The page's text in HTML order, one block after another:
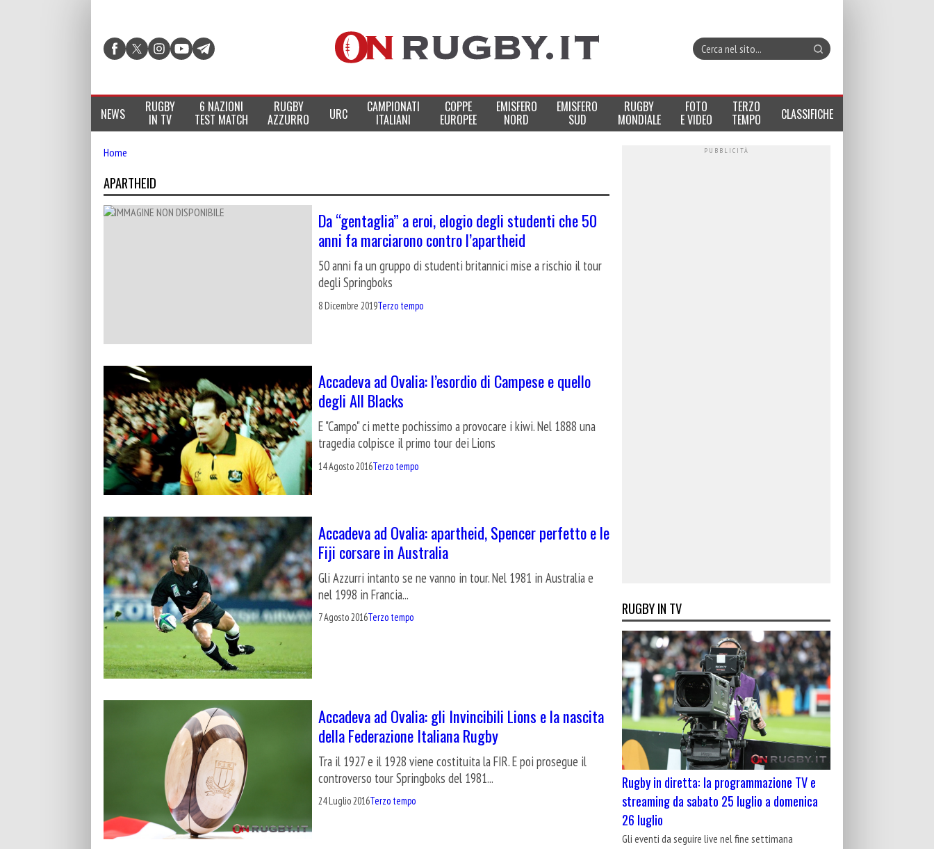
NEWS RUGBY
IN TV
6 NAZIONI
TEST MATCH
RUGBY
AZZURRO URC CAMPIONATI
ITALIANI
COPPE
EUROPEE
EMISFERO
NORD
EMISFERO
SUD
RUGBY
MONDIALE
FOTO
E VIDEO
TERZO
TEMPO CLASSIFICHE
Home
APARTHEID
Da “gentaglia” a eroi, elogio degli studenti che 50
anni fa marciarono contro l’apartheid
50 anni fa un gruppo di studenti britannici mise a rischio il tour
degli Springboks
8 Dicembre 2019Terzo tempo
Accadeva ad Ovalia: l’esordio di Campese e quello
degli All Blacks
E "Campo" ci mette pochissimo a provocare i kiwi. Nel 1888 una
tragedia colpisce il primo tour dei Lions
14 Agosto 2016Terzo tempo
Accadeva ad Ovalia: apartheid, Spencer perfetto e le
Fiji corsare in Australia
Gli Azzurri intanto se ne vanno in tour. Nel 1981 in Australia e
nel 1998 in Francia...
7 Agosto 2016Terzo tempo
Accadeva ad Ovalia: gli Invincibili Lions e la nascita
della Federazione Italiana Rugby
Tra il 1927 e il 1928 viene costituita la FIR. E poi prosegue il
controverso tour Springboks del 1981...
24 Luglio 2016Terzo tempo
RUGBY IN TV
Rugby in diretta: la programmazione TV e
streaming da sabato 25 luglio a domenica
26 luglio
Gli eventi da seguire live nel fine settimana